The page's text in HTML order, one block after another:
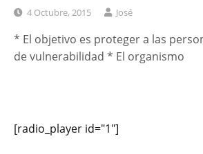
4 Octubre, 2015 José
* El objetivo es proteger a las
de vulnerabilidad * El organismo
[radio_player id="1"]